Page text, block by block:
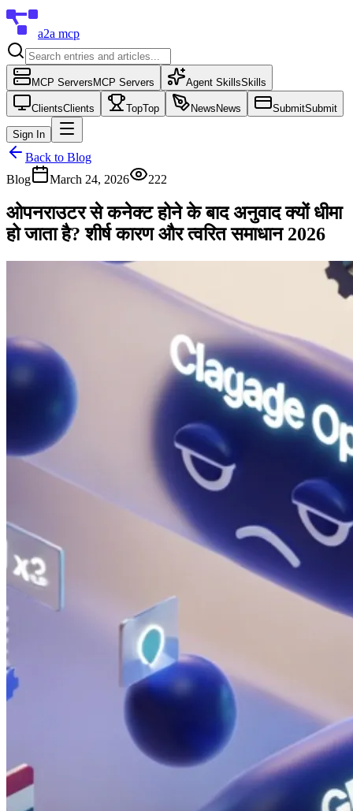
a2a mcp
MCP Servers MCP Servers Agent SkillsSkills
ClientsClients TopTop News News SubmitSubmit
Sign In
Back to Blog
Blog
March 24, 2026 222
ओपनराउटर से कनेक्ट होने के बाद अनुवाद क्यों धीमा
हो जाता है? शीर्ष कारण और त्वरित समाधान 2026